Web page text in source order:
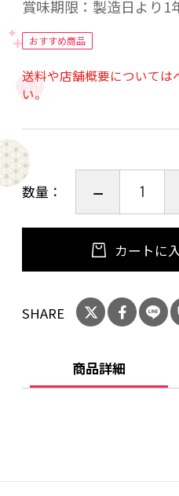
賞味期限：製造日より1
おすすめ商品
送料や店舗概要については
い。
数量：
カートに
SHARE
商品詳細